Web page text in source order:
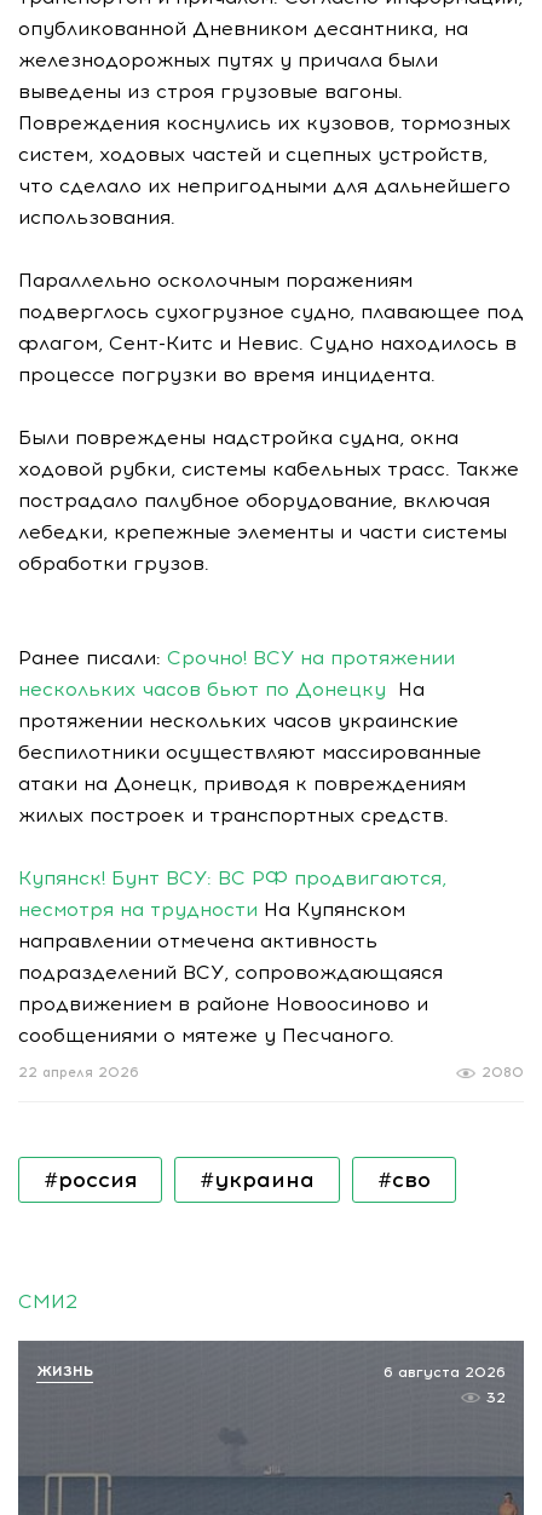
опубликованной Дневником десантника, на
железнодорожных путях у причала были
выведены из строя грузовые вагоны.
Повреждения коснулись их кузовов, тормозных
систем, ходовых частей и сцепных устройств,
что сделало их непригодными для дальнейшего
использования.
Параллельно осколочным поражениям
подверглось сухогрузное судно, плавающее под
флагом, Сент-Китс и Невис. Судно находилось в
процессе погрузки во время инцидента.
Были повреждены надстройка судна, окна
ходовой рубки, системы кабельных трасс. Также
пострадало палубное оборудование, включая
лебедки, крепежные элементы и части системы
обработки грузов.
Ранее писали: Срочно! ВСУ на протяжении
нескольких часов бьют по Донецку На
протяжении нескольких часов украинские
беспилотники осуществляют массированные
атаки на Донецк, приводя к повреждениям
жилых построек и транспортных средств.
Купянск! Бунт ВСУ: ВС РФ продвигаются,
несмотря на трудности На Купянском
направлении отмечена активность
подразделений ВСУ, сопровождающаяся
продвижением в районе Новоосиново и
сообщениями о мятеже у Песчаного.
2080
22 апреля 2026
#россия #украина #сво
СМИ2
6 августа 2026
32
ЖИЗНЬ